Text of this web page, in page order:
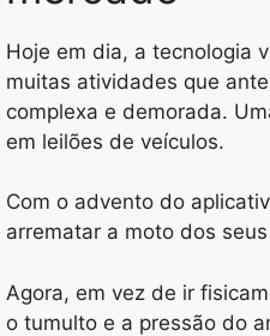
Hoje em dia, a tecnologia
muitas atividades que
complexa e demorada.
em leilões de veículos.
Com o advento do
arrematar a moto dos
Agora, em vez de ir
o tumulto e a pressão do